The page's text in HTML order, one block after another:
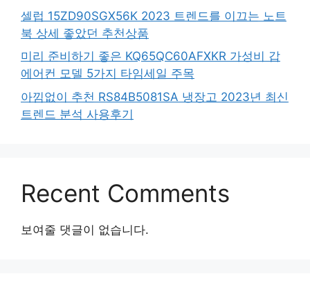
셀럽 15ZD90SGX56K 2023 트렌드를 이끄는 노트
북 상세 좋았던 추천상품
미리 준비하기 좋은 KQ65QC60AFXKR 가성비 갑
에어컨 모델 5가지 타임세일 주목
아낌없이 추천 RS84B5081SA 냉장고 2023년 최신
트렌드 분석 사용후기
Recent Comments
보여줄 댓글이 없습니다.